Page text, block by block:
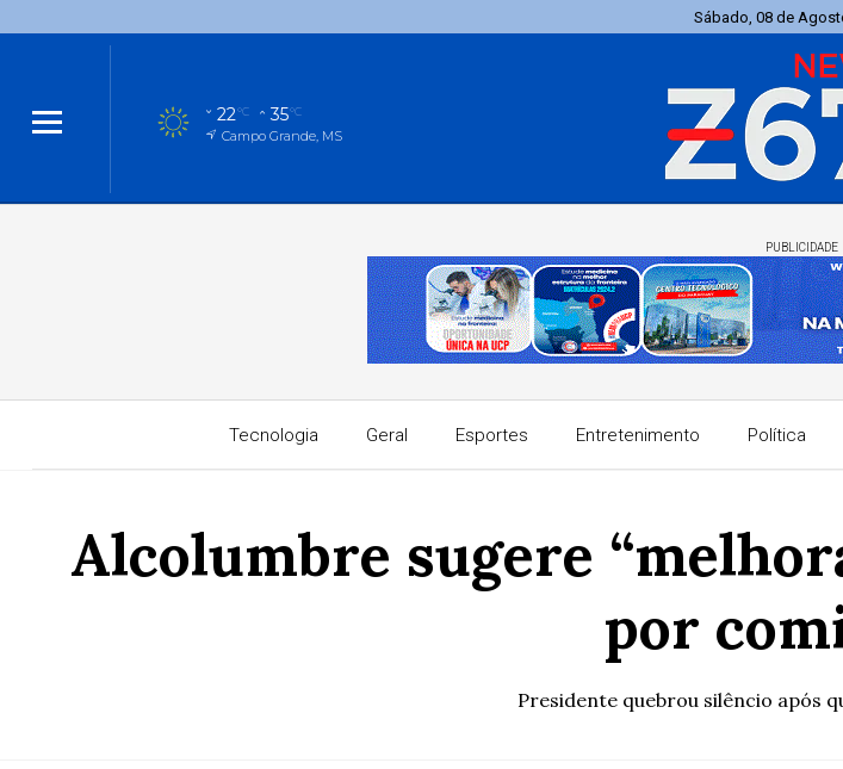
Sábado, 08 de
22°C 35°C
Campo Grande, MS
PUBLICIDADE
Tecnologia Geral Esportes Entretenimento Política
Alcolumbre sugere
por
Presidente quebrou silêncio após